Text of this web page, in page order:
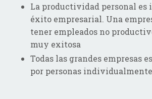
La productividad personal es
éxito empresarial. Una
tener empleados no
muy exitosa
Todas las grandes empresas
por personas